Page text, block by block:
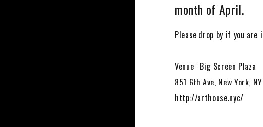
month of April.
Please drop by if you are
Venue : Big Screen Plaza
851 6th Ave, New York,
http://arthouse.nyc/